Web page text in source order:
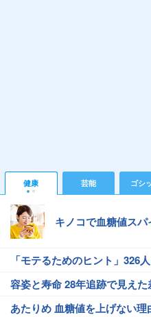
健康 芸能 ゴシ
キノコで血糖値スパ
「モテるためのヒント」326
容姿と寿命 28年追跡で見えた
あたりめ 血糖値を上げない理